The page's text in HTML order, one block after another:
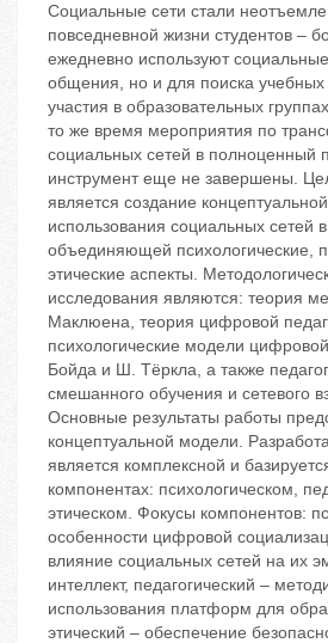
Социальные сети стали
повседневной жизни студентов –
ежедневно используют
общения, но и для поиска учебных
участия в образовательных
то же время мероприятия по
социальных сетей в полноценный
инструмент еще не завершены.
является создание
использования социальных сетей
объединяющей психологические,
этические аспекты.
исследования являются: теория
Маклюена, теория цифровой
психологические модели
Бойда и Ш. Тёркла, а также
смешанного обучения и сетевого
Основные результаты работы
концептуальной модели.
является комплексной и
компонентах: психологическом,
этическом. Фокусы компонентов:
особенности цифровой
влияние социальных сетей на их
интеллект, педагогический –
использования платформ для
этический – обеспечение